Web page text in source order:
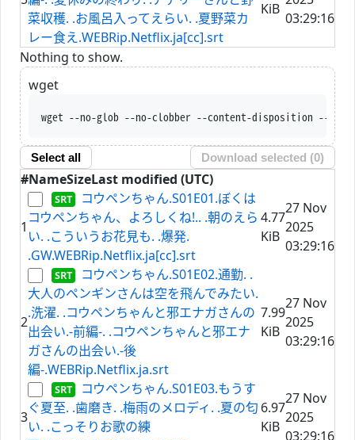
菜収穫. .お風呂入ってえらい. .夏野菜カ
レー食え.WEBRip.Netflix.ja[cc].srt
KiB
03:29:16
Nothing to show.
wget
wget --no-glob --no-clobber --content-disposition --trust-server-names --iri
Select all Download selected (0)
#NameSizeLast modified (UTC)
1
コウペンちゃん.S01E01.ぼくは
コウペンちゃん、よろしくね!.. .朝のえら
い. .こういうお花見も. .爆発.
.GW.WEBRip.Netflix.ja[cc].srt
4.77
KiB
27 Nov
2025
03:29:16
2
コウペンちゃん.S01E02.通勤. .
大人のペンギンさんは空を飛んでみたい.
.洗濯. .コウペンちゃんと邪エナガさんの
出会い.-前編-. .コウペンちゃんと邪エナ
ガさんの出会い.-後
編-.WEBRip.Netflix.ja.srt
7.99
KiB
27 Nov
2025
03:29:16
3
コウペンちゃん.S01E03.もうす
ぐ夏至. .歯磨き. .梅雨のメロディ. .夏の匂
い. .こっそりお歌の練
6.97
KiB
27 Nov
2025
03:29:16